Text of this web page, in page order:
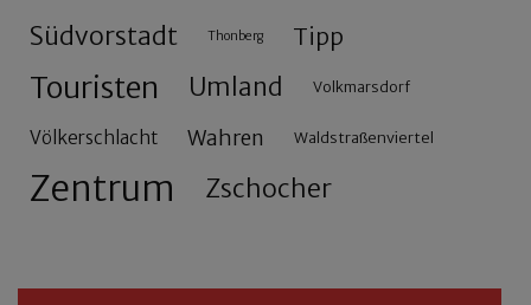
Südvorstadt Thonberg Tipp
Touristen Umland Volkmarsdorf
Völkerschlacht Wahren Waldstraßenviertel
Zentrum Zschocher